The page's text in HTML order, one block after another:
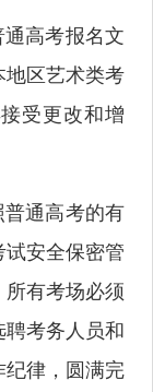
高考报名文
区艺术类考
受更改和增
通高考的有
安全保密管
有考场必须
考务人员和
律，圆满完